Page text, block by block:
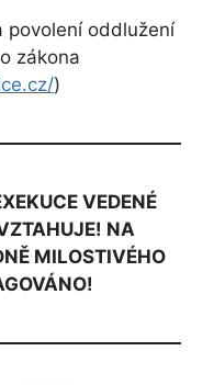
povolení oddlužení
zákona
)
VEDENÉ
NA
MILOSTIVÉHO